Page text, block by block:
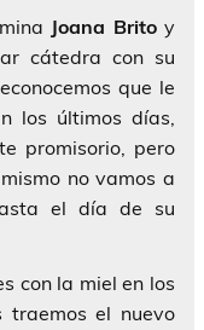
Joana Britoy
cátedra con su
que le
los últimos días,
promisorio, pero
no vamos a
el día de su
con la miel en los
traemos el nuevo